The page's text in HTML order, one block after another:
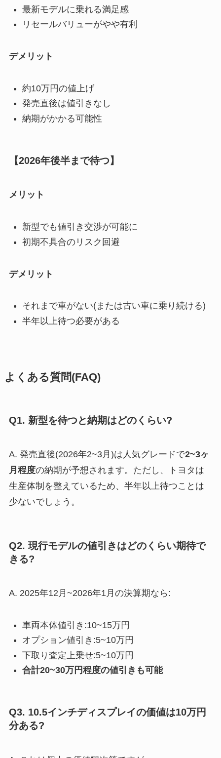
最新モデルに乗れる満足感
リセールバリューがやや有利
デメリット
約10万円の値上げ
発売直後は値引きなし
納期がかかる可能性
【2026年後半まで待つ】
メリット
新型でも値引き交渉が可能に
初期不具合のリスク回避
デメリット
それまで車がない(または古い車に乗り続ける)
半年以上待つ必要がある
よくある質問(FAQ)
Q1. 新型を待つと納期はどのくらい?
A. 発売直後(2026年2~3月)は人気グレードで2~3ヶ
月程度の納期が予想されます。ただし、トヨタは
生産体制を整えているため、半年以上待つことは
少ないでしょう。
Q2. 現行モデルの値引きはどのくらい期待で
きる?
A. 2025年12月~2026年1月の決算期なら:
車両本体値引き:10~15万円
オプション値引き:5~10万円
下取り査定上乗せ:5~10万円
合計20~30万円程度の値引きも可能
Q3. 10.5インチディスプレイの価値は10万円
分ある?